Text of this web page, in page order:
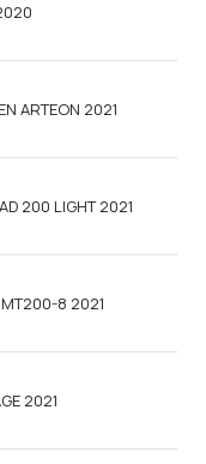
ARTEON 2021
200 LIGHT 2021
MT200-8 2021
2021